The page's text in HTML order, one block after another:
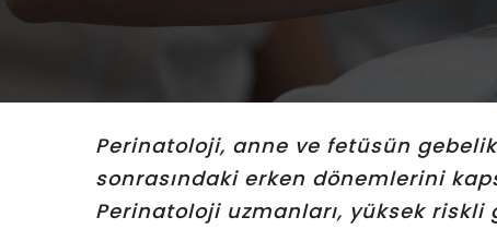
Perinatoloji, anne ve fetüsün
sonrasındaki erken dönemlerini
Perinatoloji uzmanları, yüksek